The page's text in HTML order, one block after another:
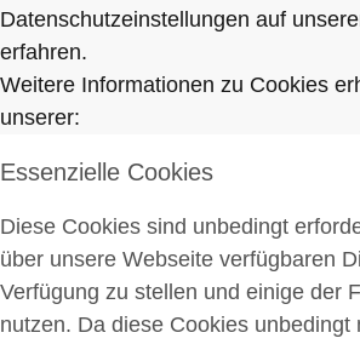
Datenschutzeinstellungen auf
erfahren.
Weitere Informationen zu Cookies
unserer:
Essenzielle Cookies
Diese Cookies sind unbedingt
über unsere Webseite verfügbaren
Verfügung zu stellen und einige der
nutzen. Da diese Cookies unbedingt